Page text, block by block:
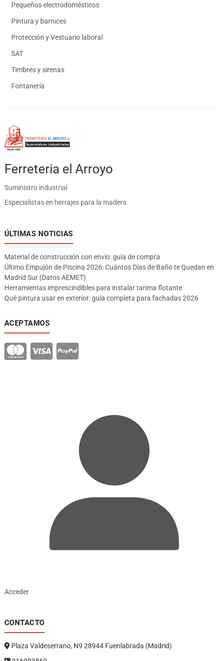
Pequeños electrodomésticos
Pintura y barnices
Protección y Vestuario laboral
SAT
Timbres y sirenas
Fontanería
Ferreteria el Arroyo
Suministro industrial
Especialistas en herrajes para la madera
ÚLTIMAS NOTICIAS
Material de construcción con envío: guía de compra
Último Empujón de Piscina 2026: Cuántos Días de Baño te Quedan en
Madrid Sur (Datos AEMET)
Herramientas imprescindibles para instalar tarima flotante
Qué pintura usar en exterior: guía completa para fachadas 2026
ACEPTAMOS
Acceder
CONTACTO
Plaza Valdeserrano, N9 28944 Fuenlabrada (Madrid)